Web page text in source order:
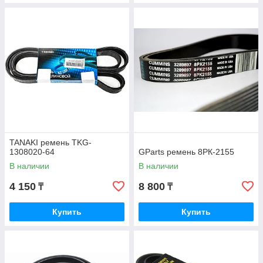
TANAKI ремень TKG-
1308020-64
В наличии
4 150 ₸
Купить
GParts ремень 8РК-2155
В наличии
8 800 ₸
Купить